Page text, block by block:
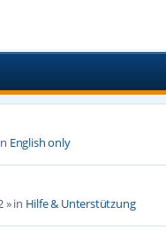
English only
» in Hilfe & Unterstützung